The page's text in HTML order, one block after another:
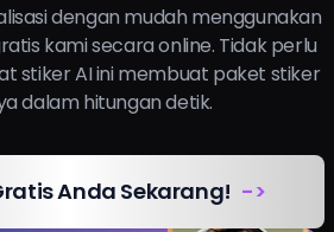
dengan mudah menggunakan
kami secara online. Tidak perlu
stiker AI ini membuat paket stiker
dalam hitungan detik.
Anda Sekarang! ->